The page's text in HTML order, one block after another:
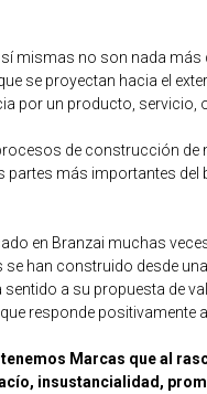
sí mismas no son nada más
se proyectan hacia el
por un producto, servicio,
de construcción de
partes más importantes del
en Branzai muchas
han construido desde
a su propuesta de
responde positivamente a
Marcas que al
insustancialidad,